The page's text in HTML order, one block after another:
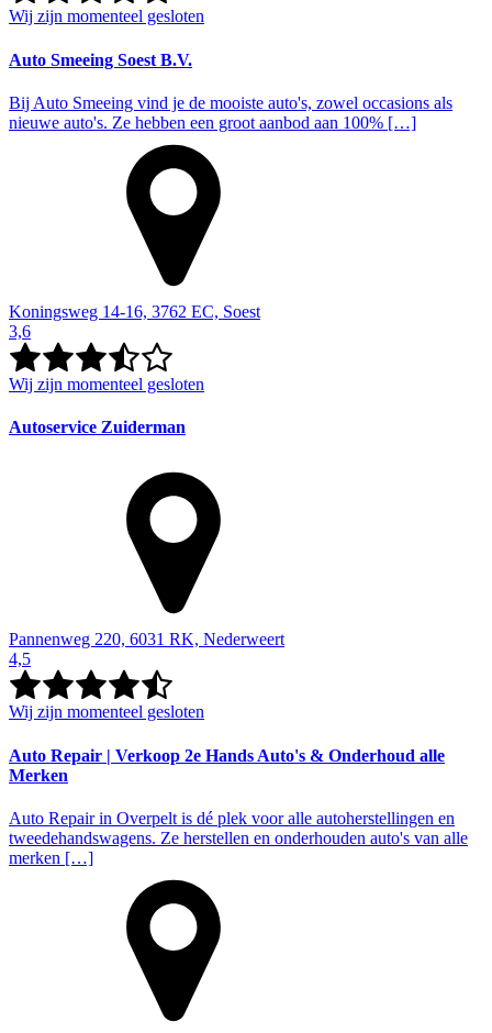
Wij zijn momenteel gesloten
Auto Smeeing Soest B.V.
Bij Auto Smeeing vind je de mooiste auto's, zowel occasions als
nieuwe auto's. Ze hebben een groot aanbod aan 100% […]
Koningsweg 14-16, 3762 EC, Soest
3,6
Wij zijn momenteel gesloten
Autoservice Zuiderman
Pannenweg 220, 6031 RK, Nederweert
4,5
Wij zijn momenteel gesloten
Auto Repair | Verkoop 2e Hands Auto's & Onderhoud alle
Merken
Auto Repair in Overpelt is dé plek voor alle autoherstellingen en
tweedehandswagens. Ze herstellen en onderhouden auto's van alle
merken […]